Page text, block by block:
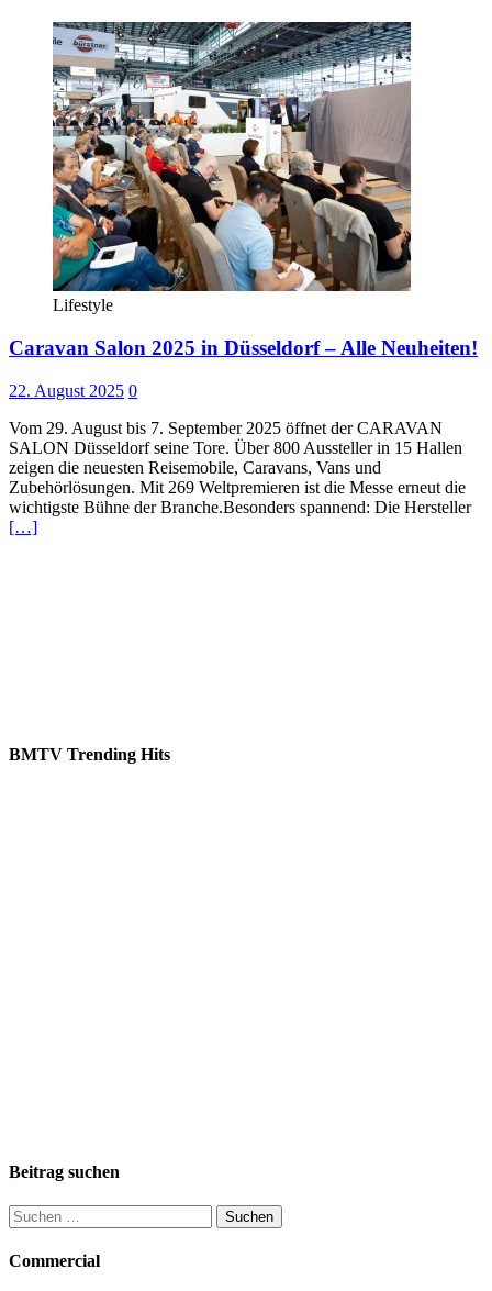
Lifestyle
Caravan Salon 2025 in Düsseldorf – Alle Neuheiten!
22. August 2025 0
Vom 29. August bis 7. September 2025 öffnet der CARAVAN
SALON Düsseldorf seine Tore. Über 800 Aussteller in 15 Hallen
zeigen die neuesten Reisemobile, Caravans, Vans und
Zubehörlösungen. Mit 269 Weltpremieren ist die Messe erneut die
wichtigste Bühne der Branche.Besonders spannend: Die Hersteller
[…]
BMTV Trending Hits
Beitrag suchen
Suchen
nach:
Commercial